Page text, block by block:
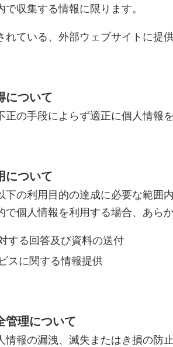
収集する情報に限ります。
れている、外部ウェブサイトに提
について
の手段によらず適正に個人情報
について
の利用目的の達成に必要な範囲
個人情報を利用する場合、あら
する回答及び資料の送付
スに関する情報提供
管理について
情報の漏洩、滅失またはき損の防